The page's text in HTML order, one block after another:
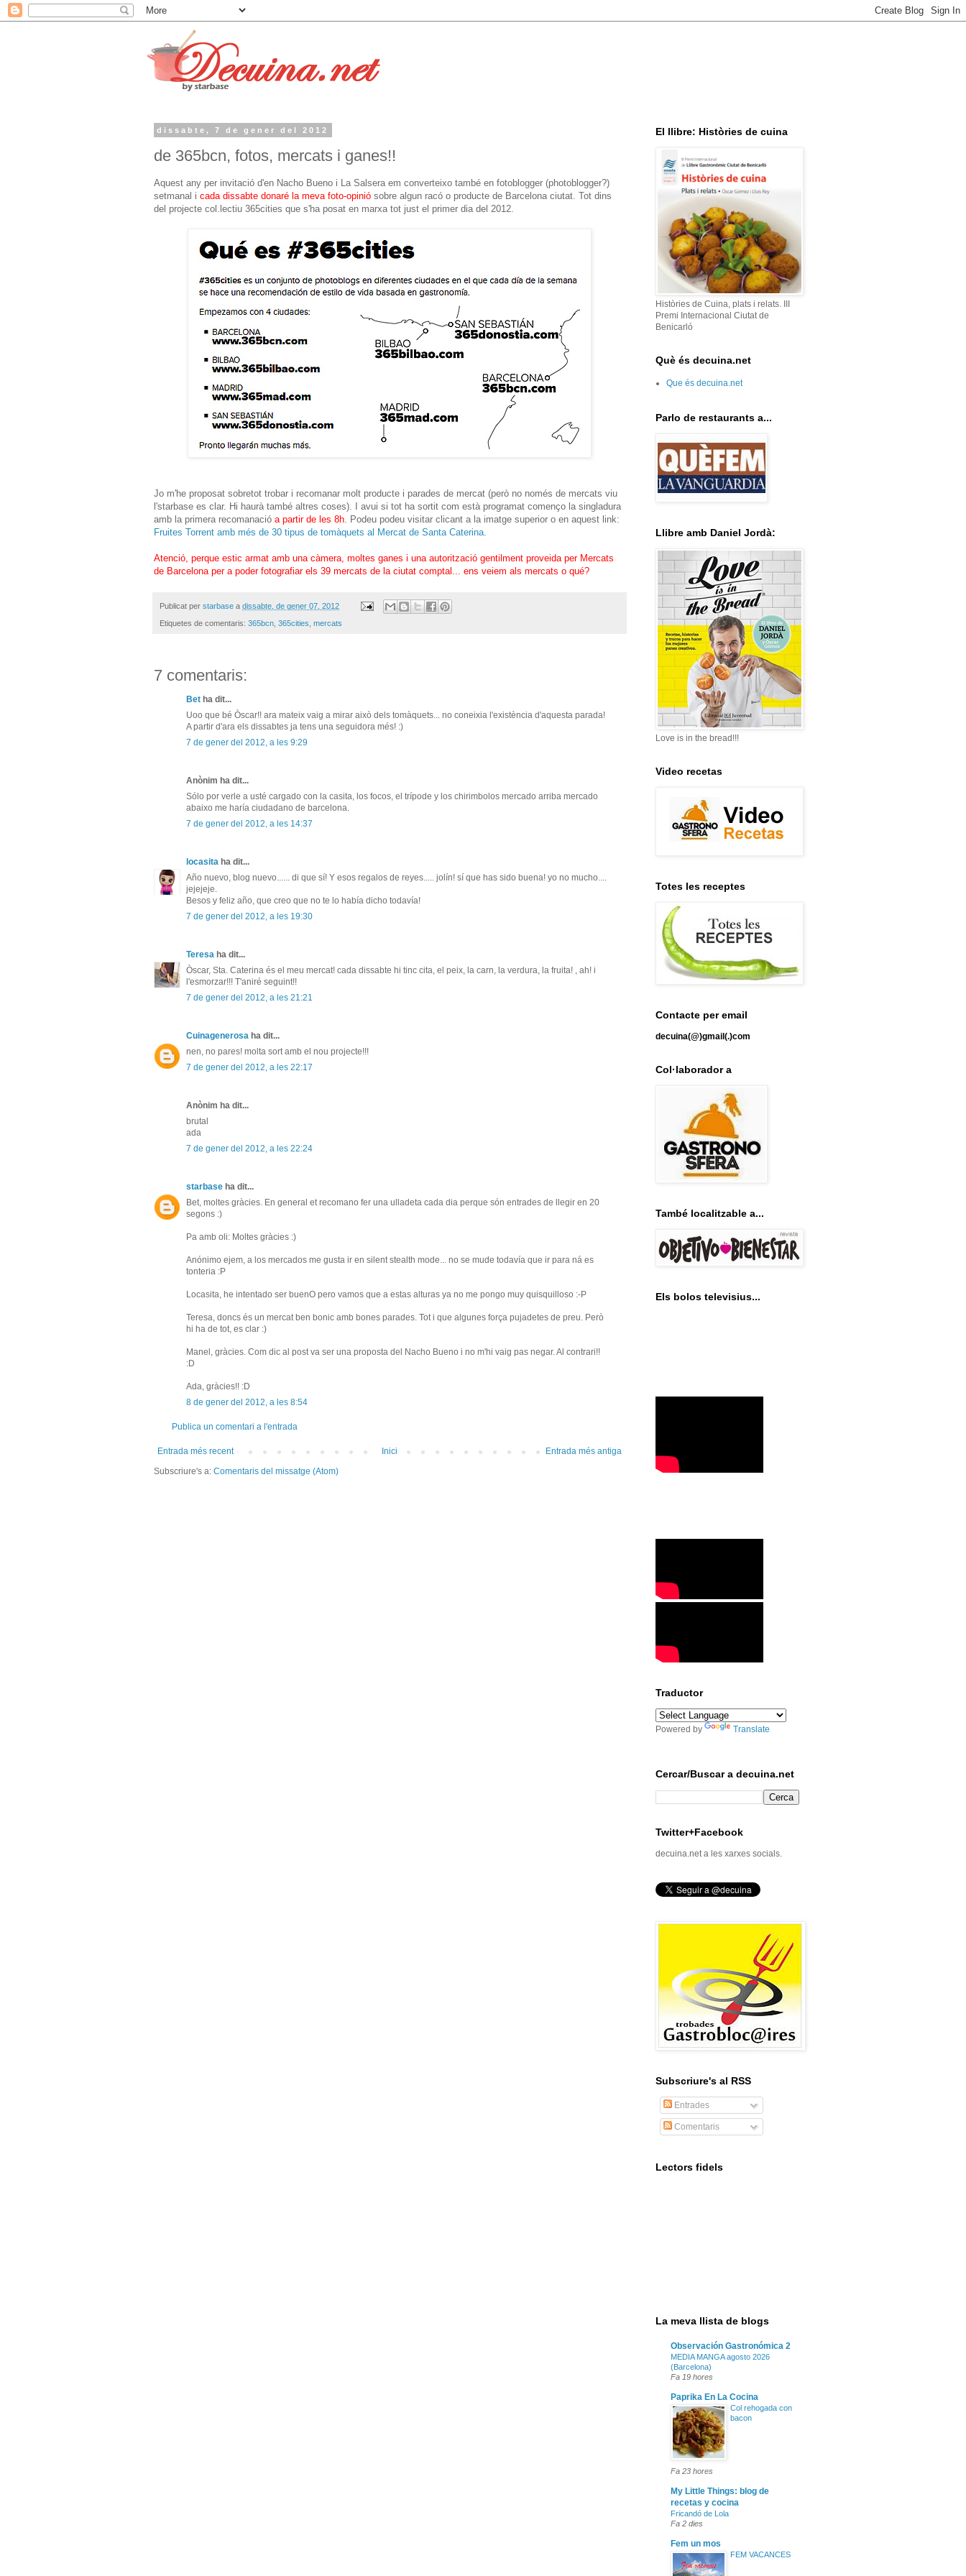
dissabte, 7 de gener del 2012
de 365bcn, fotos, mercats i ganes!!
Aquest any per invitació d'en Nacho Bueno i La Salsera em converteixo també en fotoblogger (photoblogger?)
setmanal i cada dissabte donaré la meva foto-opinió sobre algun racó o producte de Barcelona ciutat. Tot dins
del projecte col.lectiu 365cities que s'ha posat en marxa tot just el primer dia del 2012.
Jo m'he proposat sobretot trobar i recomanar molt producte i parades de mercat (però no només de mercats viu
l'starbase es clar. Hi haurà també altres coses). I avui si tot ha sortit com està programat començo la singladura
amb la primera recomanació a partir de les 8h . Podeu podeu visitar clicant a la imatge superior o en aquest link:
Fruites Torrent amb més de 30 tipus de tomàquets al Mercat de Santa Caterina.
Atenció, perque estic armat amb una càmera, moltes ganes i una autorització gentilment proveida per Mercats
de Barcelona per a poder fotografiar els 39 mercats de la ciutat comptal... ens veiem als mercats o qué?
Publicat per starbase a dissabte, de gener 07, 2012
Etiquetes de comentaris: 365bcn 365cities mercats
7 comentaris:
Bet ha dit...
Uoo que bé Òscar!! ara mateix vaig a mirar això dels tomàquets... no coneixia l'existència d'aquesta parada!
A partir d'ara els dissabtes ja tens una seguidora més! :)
7 de gener del 2012, a les 9:29
Anònim ha dit...
Sólo por verle a usté cargado con la casita, los focos, el trípode y los chirimbolos mercado arriba mercado
abaixo me haría ciudadano de barcelona.
7 de gener del 2012, a les 14:37
locasita ha dit...
Año nuevo, blog nuevo...... di que sí! Y esos regalos de reyes..... jolín! sí que has sido buena! yo no mucho....
jejejeje.
Besos y feliz año, que creo que no te lo había dicho todavía!
7 de gener del 2012, a les 19:30
Teresa ha dit...
Òscar, Sta. Caterina és el meu mercat! cada dissabte hi tinc cita, el peix, la carn, la verdura, la fruita! , ah! i
l'esmorzar!!! T'aniré seguint!!
7 de gener del 2012, a les 21:21
Cuinagenerosa ha dit...
nen, no pares! molta sort amb el nou projecte!!!
7 de gener del 2012, a les 22:17
Anònim ha dit...
brutal
ada
7 de gener del 2012, a les 22:24
starbase ha dit...
Bet, moltes gràcies. En general et recomano fer una ulladeta cada dia perque són entrades de llegir en 20
segons :)
Pa amb oli: Moltes gràcies :)
Anónimo ejem, a los mercados me gusta ir en silent stealth mode... no se mude todavía que ir para ná es
tonteria :P
Locasita, he intentado ser buenO pero vamos que a estas alturas ya no me pongo muy quisquilloso :-P
Teresa, doncs és un mercat ben bonic amb bones parades. Tot i que algunes força pujadetes de preu. Però
hi ha de tot, es clar :)
Manel, gràcies. Com dic al post va ser una proposta del Nacho Bueno i no m'hi vaig pas negar. Al contrari!!
:D
Ada, gràcies!! :D
8 de gener del 2012, a les 8:54
Publica un comentari a l'entrada
Entrada més recent Entrada més antiga
Inici
Subscriure's a: Comentaris del missatge (Atom)
El llibre: Històries de cuina
Històries de Cuina, plats i relats. III
Premi Internacional Ciutat de
Benicarló
Què és decuina.net
Que és decuina.net
Parlo de restaurants a...
Llibre amb Daniel Jordà:
Love is in the bread!!!
Video recetas
Totes les receptes
Contacte per email
decuina(@)gmail(.)com
Col·laborador a
També localitzable a...
Els bolos televisius...
Traductor
Powered by Translate
Cercar/Buscar a decuina.net
Twitter+Facebook
decuina.net a les xarxes socials.
Subscriure's al RSS
Entrades
Comentaris
Lectors fidels
La meva llista de blogs
Observación Gastronómica 2
MEDIA MANGA agosto 2026
(Barcelona)
Fa 19 hores
Paprika En La Cocina
Col rehogada con
bacon
Fa 23 hores
My Little Things: blog de
recetas y cocina
Fricandó de Lola
Fa 2 dies
Fem un mos
FEM VACANCES